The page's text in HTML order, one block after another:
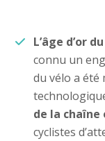
L’âge d’or
connu un
du vélo a été
de la
cyclistes